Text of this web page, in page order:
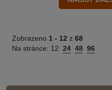
Zobrazeno 1 - 12 z 68
Na stránce: 12 24 48 96